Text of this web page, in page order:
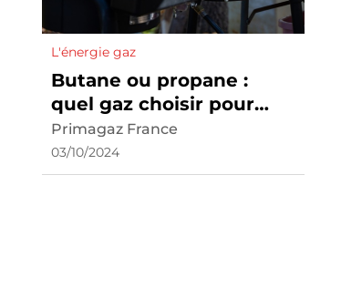
L'énergie gaz
Butane ou propane :
quel gaz choisir pour
votre plancha ?
Primagaz France
03/10/2024